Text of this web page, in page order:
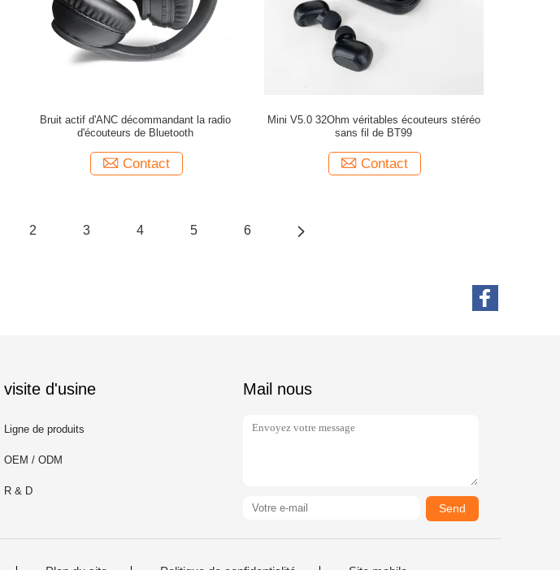
Bruit actif d'ANC décommandant la radio
d'écouteurs de Bluetooth
Contact
Mini V5.0 32Ohm véritables écouteurs stéréo
sans fil de BT99
Contact
2 3 4 5 6
visite d'usine
Ligne de produits
OEM / ODM
R & D
Mail nous
Send